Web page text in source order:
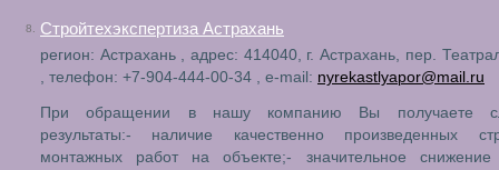
8. Стройтехэкспертиза Астрахань
регион: Астрахань , адрес: 414040, г. Астрахань, пер.
, телефон: +7-904-444-00-34 , e-mail: nyrekastlyapor@mail.ru
При обращении в нашу компанию Вы получаете
результаты:- наличие качественно произведенных
монтажных работ на объекте;- значительное